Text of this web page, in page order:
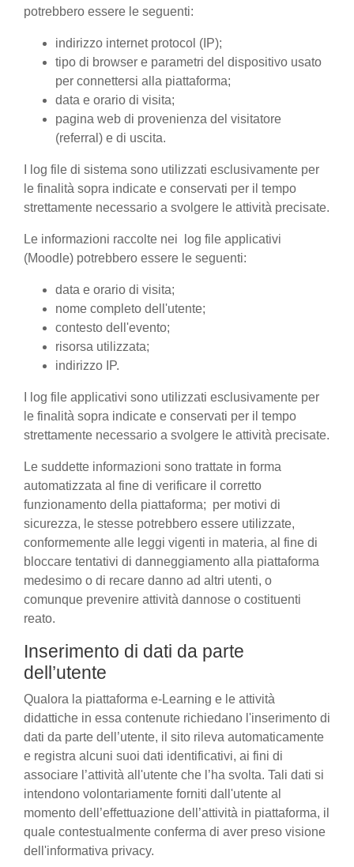
potrebbero essere le seguenti:
indirizzo internet protocol (IP);
tipo di browser e parametri del dispositivo usato
per connettersi alla piattaforma;
data e orario di visita;
pagina web di provenienza del visitatore
(referral) e di uscita.
I log file di sistema sono utilizzati esclusivamente per
le finalità sopra indicate e conservati per il tempo
strettamente necessario a svolgere le attività precisate.
Le informazioni raccolte nei log file applicativi
(Moodle) potrebbero essere le seguenti:
data e orario di visita;
nome completo dell'utente;
contesto dell'evento;
risorsa utilizzata;
indirizzo IP.
I log file applicativi sono utilizzati esclusivamente per
le finalità sopra indicate e conservati per il tempo
strettamente necessario a svolgere le attività precisate.
Le suddette informazioni sono trattate in forma
automatizzata al fine di verificare il corretto
funzionamento della piattaforma; per motivi di
sicurezza, le stesse potrebbero essere utilizzate,
conformemente alle leggi vigenti in materia, al fine di
bloccare tentativi di danneggiamento alla piattaforma
medesimo o di recare danno ad altri utenti, o
comunque prevenire attività dannose o costituenti
reato.
Inserimento di dati da parte
dell’utente
Qualora la piattaforma e-Learning e le attività
didattiche in essa contenute richiedano l'inserimento di
dati da parte dell’utente, il sito rileva automaticamente
e registra alcuni suoi dati identificativi, ai fini di
associare l’attività all'utente che l’ha svolta. Tali dati si
intendono volontariamente forniti dall'utente al
momento dell’effettuazione dell’attività in piattaforma, il
quale contestualmente conferma di aver preso visione
dell'informativa privacy.